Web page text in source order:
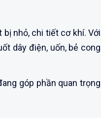
nhỏ, chi tiết cơ khí. Với
dây điện, uốn, bẻ cong
góp phần quan trọng